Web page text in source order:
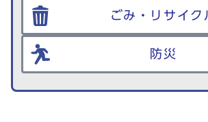
ごみ・リサイク
防災